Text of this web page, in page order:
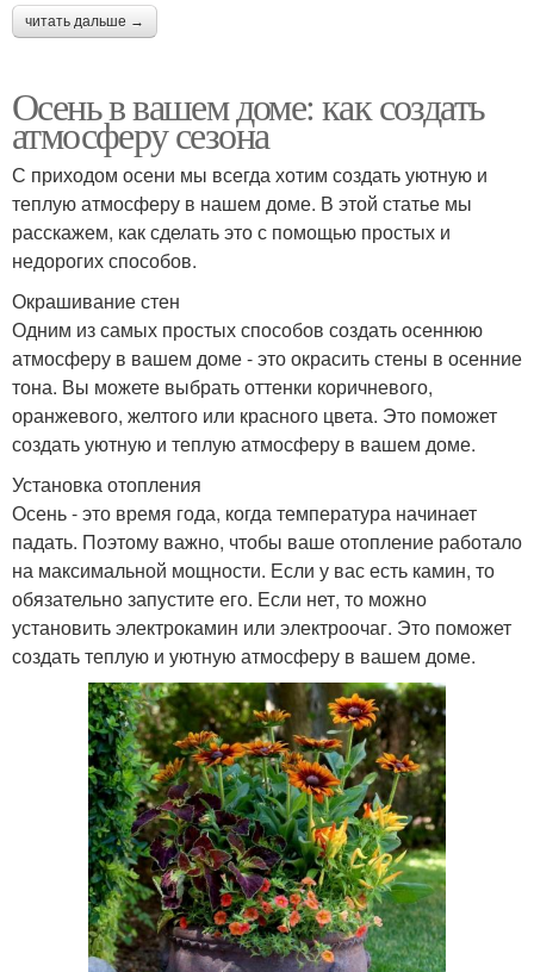
читать дальше →
Осень в вашем доме: как создать
атмосферу сезона
С приходом осени мы всегда хотим создать уютную и
теплую атмосферу в нашем доме. В этой статье мы
расскажем, как сделать это с помощью простых и
недорогих способов.
Окрашивание стен
Одним из самых простых способов создать осеннюю
атмосферу в вашем доме - это окрасить стены в осенние
тона. Вы можете выбрать оттенки коричневого,
оранжевого, желтого или красного цвета. Это поможет
создать уютную и теплую атмосферу в вашем доме.
Установка отопления
Осень - это время года, когда температура начинает
падать. Поэтому важно, чтобы ваше отопление работало
на максимальной мощности. Если у вас есть камин, то
обязательно запустите его. Если нет, то можно
установить электрокамин или электроочаг. Это поможет
создать теплую и уютную атмосферу в вашем доме.